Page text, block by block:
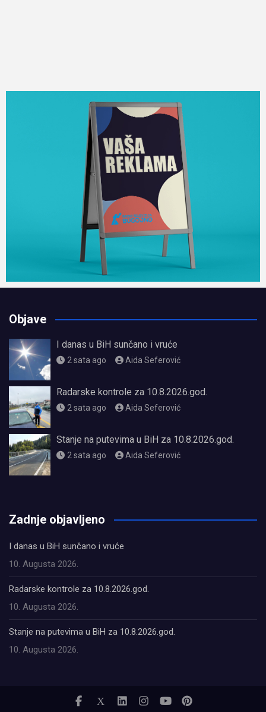
Objave
I danas u BiH sunčano i vruće
2 sata ago Aida Seferović
Radarske kontrole za 10.8.2026.god.
2 sata ago Aida Seferović
Stanje na putevima u BiH za 10.8.2026.god.
2 sata ago Aida Seferović
Zadnje objavljeno
I danas u BiH sunčano i vruće
10. Augusta 2026.
Radarske kontrole za 10.8.2026.god.
10. Augusta 2026.
Stanje na putevima u BiH za 10.8.2026.god.
10. Augusta 2026.